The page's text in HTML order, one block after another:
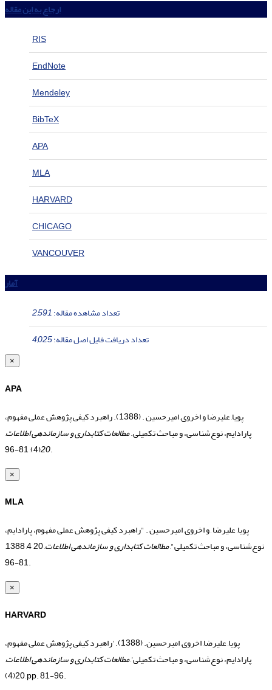
ارجاع به این مقاله
RIS
EndNote
Mendeley
BibTeX
APA
MLA
HARVARD
CHICAGO
VANCOUVER
آمار
تعداد مشاهده مقاله:2,591
تعداد دریافت فایل اصل مقاله:4,025
×
APA
پویا, علیرضا و اخروی, امیرحسین . (1388). راهبرد کیفی پژوهش عملی مفهوم،
پارادایم، نوع‌شناسی، و مباحث تکمیلی.مطالعات کتابداری و سازماندهی اطلاعات,
20(4), 81-96.
×
MLA
پویا, علیرضا , و اخروی, امیرحسین . "راهبرد کیفی پژوهش عملی مفهوم، پارادایم،
نوع‌شناسی، و مباحث تکمیلی",مطالعات کتابداری و سازماندهی اطلاعات
, 20, 4, 1388,
81-96.
×
HARVARD
پویا, علیرضا, اخروی, امیرحسین. (1388). 'راهبرد کیفی پژوهش عملی مفهوم،
پارادایم، نوع‌شناسی، و مباحث تکمیلی',مطالعات کتابداری و سازماندهی اطلاعات,
20(4), pp. 81-96.